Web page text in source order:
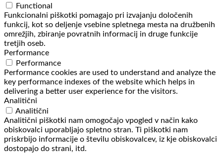
Functional
Funkcionalni piškotki pomagajo pri izvajanju določenih
funkcij, kot so deljenje vsebine spletnega mesta na družbenih
omrežjih, zbiranje povratnih informacij in druge funkcije
tretjih oseb.
Performance
Performance
Performance cookies are used to understand and analyze the
key performance indexes of the website which helps in
delivering a better user experience for the visitors.
Analitični
Analitični
Analitični piškotki nam omogočajo vpogled v način kako
obiskovalci uporabljajo spletno stran. Ti piškotki nam
priskrbijo informacije o številu obiskovalcev, iz kje obiskovalci
dostopajo do strani, itd.